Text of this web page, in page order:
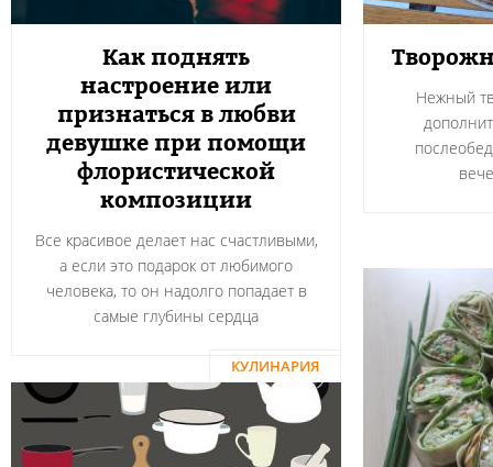
Как поднять
настроение или
признаться в любви
девушке при помощи
флористической
композиции
Все красивое делает нас счастливыми,
а если это подарок от любимого
человека, то он надолго попадает в
самые глубины сердца
Нежный
КУЛИНАРИЯ